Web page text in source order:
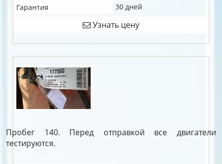
Гарантия
30 дней
Узнать цену
Пробег 140. Перед отправкой все двигатели
тестируются.